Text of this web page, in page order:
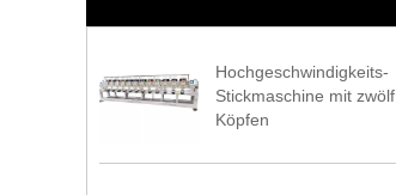
Hochgeschwindigkeits-
Stickmaschine mit zwölf
Köpfen